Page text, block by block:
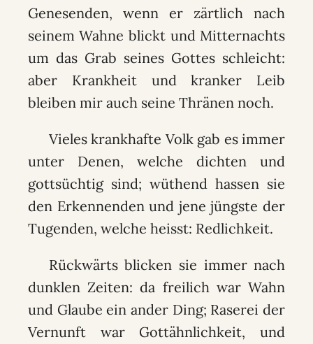
Genesenden, wenn er zärtlich nach
seinem Wahne blickt und Mitternachts
um das Grab seines Gottes schleicht:
aber Krankheit und kranker Leib
bleiben mir auch seine Thränen noch.
Vieles krankhafte Volk gab es immer
unter Denen, welche dichten und
gottsüchtig sind; wüthend hassen sie
den Erkennenden und jene jüngste der
Tugenden, welche heisst: Redlichkeit.
Rückwärts blicken sie immer nach
dunklen Zeiten: da freilich war Wahn
und Glaube ein ander Ding; Raserei der
Vernunft war Gottähnlichkeit, und